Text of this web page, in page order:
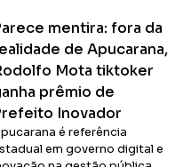
mentira: fora da
de Apucarana,
Mota tiktoker
prêmio de
Inovador
é referência
em governo digital e